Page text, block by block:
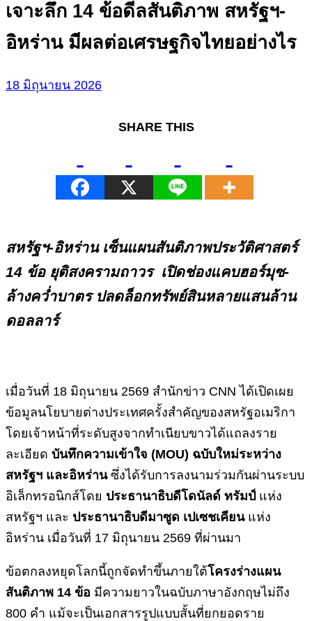
เจาะลึก 14 ข้อดีลสันติภาพ สหรัฐฯ-
อิหร่าน มีผลต่อเศรษฐกิจไทยอย่างไร
18 มิถุนายน 2026
SHARE THIS
สหรัฐฯ-อิหร่าน เซ็นแผนสันติภาพประวัติศาสตร์
14 ข้อ ยุติสงครามถาวร เปิดช่องแคบฮอร์มุซ-
ล้างคว่ำบาตร ปลดล็อกทรัพย์สินหลายแสนล้าน
ดอลลาร์
เมื่อวันที่ 18 มิถุนายน 2569 สำนักข่าว CNN ได้เปิดเผย
ข้อมูลนโยบายต่างประเทศครั้งสำคัญของสหรัฐอเมริกา
โดยเจ้าหน้าที่ระดับสูงจากทำเนียบขาวได้แถลงราย
ละเอียด บันทึกความเข้าใจ (MOU) ฉบับใหม่ระหว่าง
สหรัฐฯ และอิหร่านซึ่งได้รับการลงนามร่วมกันผ่านระบบ
อิเล็กทรอนิกส์โดย ประธานาธิบดีโดนัลด์ ทรัมป์ แห่ง
สหรัฐฯ และ ประธานาธิบดีมาซูด เปเซชเคียนแห่ง
อิหร่าน เมื่อวันที่ 17 มิถุนายน 2569 ที่ผ่านมา
ข้อตกลงหยุดโลกนี้ถูกจัดทำขึ้นภายใต้โครงร่างแผน
สันติภาพ 14 ข้อ มีความยาวในฉบับภาษาอังกฤษไม่ถึง
800 คำ แม้จะเป็นเอกสารรูปแบบสั้นที่ยกยอดราย